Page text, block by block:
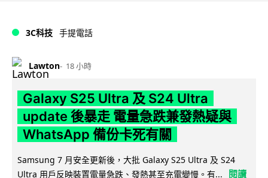
3C科技 手提電話
Lawton 18 小時
Galaxy S25 Ultra 及 S24 Ultra
update 後暴走 電量急跌兼發熱疑與
WhatsApp 備份卡死有關
Samsung 7 月安全更新後，大批 Galaxy S25 Ultra 及 S24
Ultra 用戶反映裝置電量急跌、發熱甚至充電變慢。有...
閱讀